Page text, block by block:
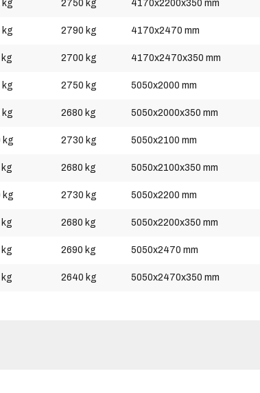
kg 2750 kg 4170x2200x350 mm
kg 2790 kg 4170x2470 mm
2700 kg 4170x2470x350 mm
kg 2750 kg 5050x2000 mm
kg 2680 kg 5050x2000x350 mm
kg 2730 kg 5050x2100 mm
2680 kg 5050x2100x350 mm
kg 2730 kg 5050x2200 mm
2680 kg 5050x2200x350 mm
2690 kg 5050x2470 mm
2640 kg 5050x2470x350 mm